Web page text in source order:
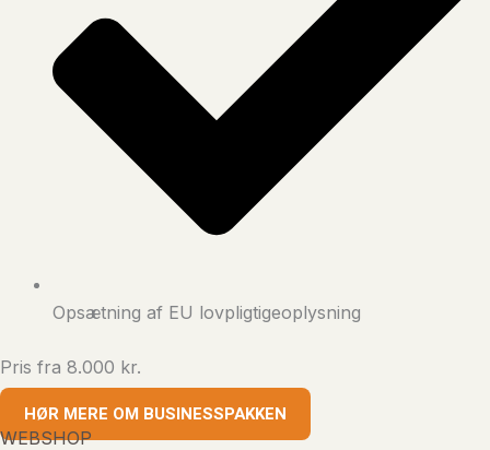
Opsætning af EU lovpligtigeoplysning
Pris fra 8.000 kr.
HØR MERE OM BUSINESSPAKKEN
WEBSHOP